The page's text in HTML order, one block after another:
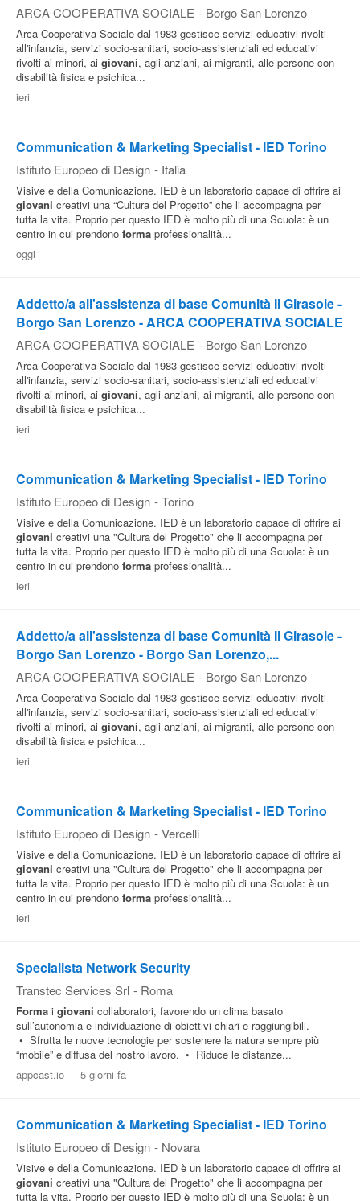
ARCA COOPERATIVA SOCIALE - Borgo San Lorenzo
Arca Cooperativa Sociale dal 1983 gestisce servizi educativi rivolti
all'infanzia, servizi socio-sanitari, socio-assistenziali ed educativi
rivolti ai minori, ai giovani, agli anziani, ai migranti, alle persone con
disabilità fisica e psichica...
ieri
Communication & Marketing Specialist - IED Torino
Istituto Europeo di Design - Italia
Visive e della Comunicazione. IED è un laboratorio capace di offrire ai
giovani creativi una “Cultura del Progetto” che li accompagna per
tutta la vita. Proprio per questo IED è molto più di una Scuola: è un
centro in cui prendono forma professionalità...
oggi
Addetto/a all'assistenza di base Comunità Il Girasole -
Borgo San Lorenzo - ARCA COOPERATIVA SOCIALE
ARCA COOPERATIVA SOCIALE - Borgo San Lorenzo
Arca Cooperativa Sociale dal 1983 gestisce servizi educativi rivolti
all'infanzia, servizi socio-sanitari, socio-assistenziali ed educativi
rivolti ai minori, ai giovani, agli anziani, ai migranti, alle persone con
disabilità fisica e psichica...
ieri
Communication & Marketing Specialist - IED Torino
Istituto Europeo di Design - Torino
Visive e della Comunicazione. IED è un laboratorio capace di offrire ai
giovani creativi una "Cultura del Progetto" che li accompagna per
tutta la vita. Proprio per questo IED è molto più di una Scuola: è un
centro in cui prendono forma professionalità...
ieri
Addetto/a all'assistenza di base Comunità Il Girasole -
Borgo San Lorenzo - Borgo San Lorenzo,...
ARCA COOPERATIVA SOCIALE - Borgo San Lorenzo
Arca Cooperativa Sociale dal 1983 gestisce servizi educativi rivolti
all'infanzia, servizi socio-sanitari, socio-assistenziali ed educativi
rivolti ai minori, ai giovani, agli anziani, ai migranti, alle persone con
disabilità fisica e psichica...
ieri
Communication & Marketing Specialist - IED Torino
Istituto Europeo di Design - Vercelli
Visive e della Comunicazione. IED è un laboratorio capace di offrire ai
giovani creativi una "Cultura del Progetto" che li accompagna per
tutta la vita. Proprio per questo IED è molto più di una Scuola: è un
centro in cui prendono forma professionalità...
ieri
Specialista Network Security
Transtec Services Srl - Roma
Forma i giovani collaboratori, favorendo un clima basato
sull’autonomia e individuazione di obiettivi chiari e raggiungibili.
• Sfrutta le nuove tecnologie per sostenere la natura sempre più
“mobile” e diffusa del nostro lavoro. • Riduce le distanze...
appcast.io - 5 giorni fa
Communication & Marketing Specialist - IED Torino
Istituto Europeo di Design - Novara
Visive e della Comunicazione. IED è un laboratorio capace di offrire ai
giovani creativi una "Cultura del Progetto" che li accompagna per
tutta la vita. Proprio per questo IED è molto più di una Scuola: è un